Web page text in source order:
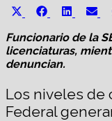
Share
Share
Facebook
Share
Funcionario de la
licenciaturas,
denuncian.
Los niveles de
Federal